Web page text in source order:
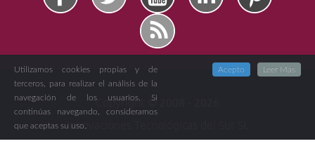
Copyright ©
Innovaciones Tecnológicas del Sur SL
Utilizamos cookies propias y de
terceros, para realizar el análisis de la
navegación de los usuarios. Si
continúas navegando, consideramos
que aceptas su uso.
Acepto Leer Más